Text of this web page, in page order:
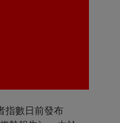
指數日前發布